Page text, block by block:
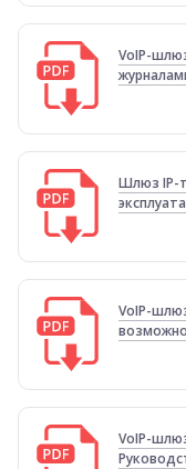
VoIP-
Шлюз IP-
VoIP-
VoIP-